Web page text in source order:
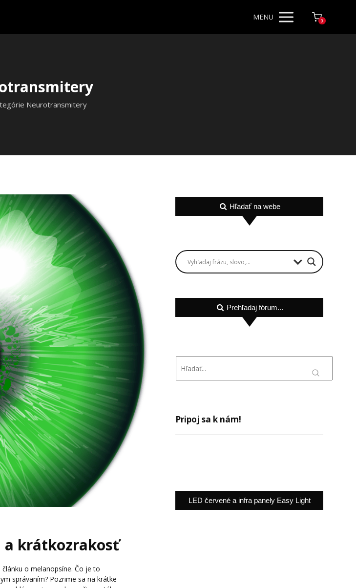
MENU 0
Neurotransmitery
a krátkozrakosť
o melanopsíne. Čo je to
správaním? Pozrime sa na krátke
Hľadať na webe
Prehľadaj fórum...
Pripoj sa k nám!
LED červené a infra panely Easy Light